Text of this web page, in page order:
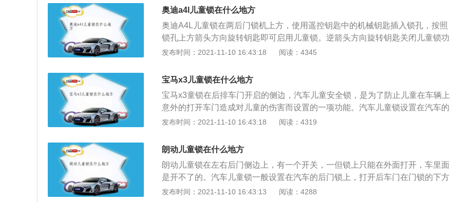
能刷出来，车友们可以去专业机构刷一下隐藏。
将车门打开，会造成一定的危险，有了儿童锁之后，就可以有效避免危险，当儿
童锁开启以后，后排车门只能从外面打开，这样就避免汽车在行驶过程中儿童无
意中打开车门而造成危险。如果要把儿童放在后排的话，不仅仅要开启儿童锁，
还要给儿童配备安全座椅，在行驶途中要时刻注意检查车内中控锁，是不是在开
启状态，防止儿童无意间打开车门。儿童锁的解除方式有两种，一种是在汽车中
开关，也是需要手动开关。
奥迪a4l儿童锁在什么地方
奥迪A4L儿童锁在两后门锁机上方，使用遥控钥匙中的机械钥匙插入锁孔，按照
锁孔上方箭头方向旋转钥匙即可启用儿童锁。逆箭头方向旋转钥匙关闭儿童锁功
能。儿童锁功能开启以后，就算中控门锁处于打开状态，也无法在车内打开车
汽车的后门锁上，打开后车门在门锁的下方有一小拔杆，拨向有儿童图标的那
端，再关上车门，此时车门在车内就无法打开，而只能在车外打开。其作用是当
后排坐上儿童后，可防止好动又不懂事的儿童在行车过程中把门打开，从而避免
危险，这样只能等停车后由大人在车外开门。常见的儿童安全锁开关有两种形
式，一种是旋钮式，一种是拨动式。由于旋钮式儿童安全锁需要使用钥匙(或钥匙
式儿童安全锁使用起来更加方便。
发布时间：2021-11-10 16:43:18 阅读：4345
宝马x3儿童锁在什么地方
宝马x3童锁在后排车门开启的侧边，汽车儿童安全锁，是为了防止儿童在车辆上
意外的打开车门造成对儿童的伤害而设置的一项功能。汽车儿童锁设置在汽车的
后门锁上，打开后车门在门锁的下方有一小拔杆，上锁后只能在车外打开。汽车
打开，从而避免危险，这样只能等停车后由大人在车外开门。汽车儿童锁常见形
式有两种形式，一种是旋钮式，一种是拨动式。拨动式儿童锁使用简单，而旋钮
式儿童安全锁需要使用钥匙(或钥匙状物体)插到相应的孔中才能转动旋钮开关进
行上锁及解锁操作。对比起来，拨动式儿童安全锁使用起来更加方便。
发布时间：2021-11-10 16:43:18 阅读：4319
朗动儿童锁在什么地方
朗动儿童锁在左右后门侧边上，有一个开关，一但锁上只能在外面打开，车里面
是开不了的。汽车儿童锁一般设置在汽车的后门锁上，打开后车门在门锁的下方
有一小拔杆，拨向有儿童图标的那端，再关上车门，车门在车内就无法打开，而
发布时间：2021-11-10 16:43:13 阅读：4288